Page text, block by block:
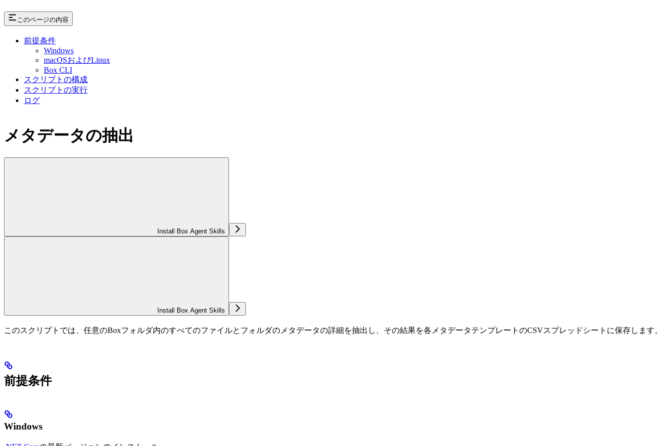
このページの内容
前提条件
Windows
macOSおよびLinux
Box CLI
スクリプトの構成
スクリプトの実行
ログ
メタデータの抽出
Install Box Agent Skills
Install Box Agent Skills
このスクリプトでは、任意のBoxフォルダ内のすべてのファイルとフォルダのメタデータの詳細を抽出し、その結果を各メタデータテンプレートのCSVスプレッドシートに保存します。
前提条件
Windows